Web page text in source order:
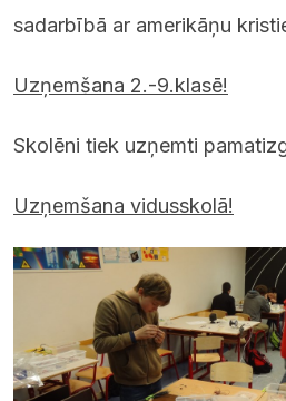
sadarbībā ar amerikāņu
Uzņemšana 2.-9.klasē!
Skolēni tiek uzņemti
Uzņemšana vidusskolā!